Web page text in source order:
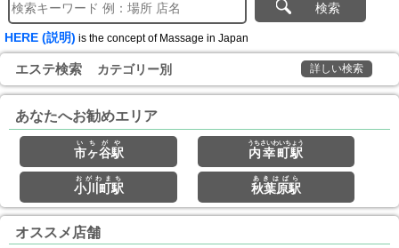
検索
HERE (説明) is the concept of Massage in Japan
エステ検索 カテゴリー別 詳しい検索
あなたへお勧めエリア
市ヶ谷駅
いちがや
内幸町駅
うちさいわいちょう
小川町駅
おがわまち
秋葉原駅
あきはばら
オススメ店舗